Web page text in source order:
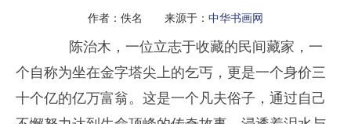
作者：佚名 来源于： 中华书画网
陈治木，一位立志于收藏的民间藏家，一
个自称为坐在金字塔尖上的乞丐，更是一个身价三
十个亿的亿万富翁。这是一个凡夫俗子，通过自己